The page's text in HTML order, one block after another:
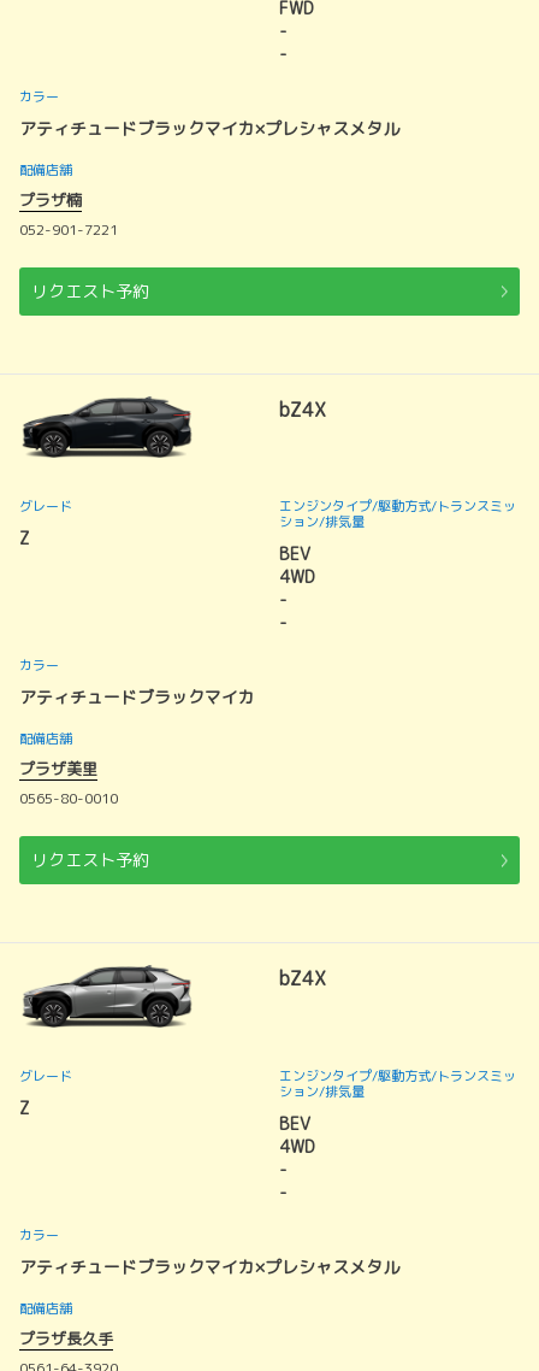
FWD
-
-
カラー
アティチュードブラックマイカ×プレシャスメタル
配備店舗
プラザ楠
052-901-7221
リクエスト予約
bZ4X
グレード
Z
エンジンタイプ/駆動方式/トランスミッ
ション/排気量
BEV
4WD
-
-
カラー
アティチュードブラックマイカ
配備店舗
プラザ美里
0565-80-0010
リクエスト予約
bZ4X
グレード
Z
エンジンタイプ/駆動方式/トランスミッ
ション/排気量
BEV
4WD
-
-
カラー
アティチュードブラックマイカ×プレシャスメタル
配備店舗
プラザ長久手